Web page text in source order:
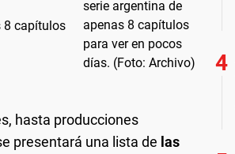
8 capítulos
hasta producciones
presentará una lista de las